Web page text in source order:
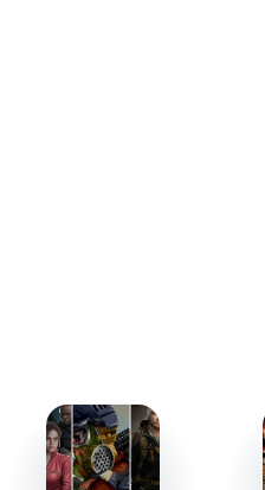
повествования
почувствуете радость от
в сложных ситуациях и